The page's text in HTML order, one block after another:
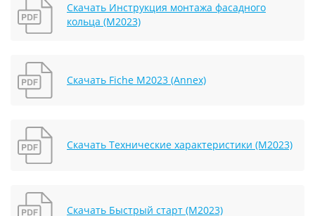
Скачать Инструкция монтажа фасадного
кольца (М2023)
Скачать Fiche М2023 (Annex)
Скачать Технические характеристики (М2023)
Скачать Быстрый старт (М2023)